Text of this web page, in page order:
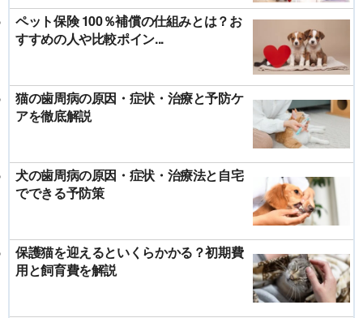
ペット保険 100％補償の仕組みとは？お
すすめの人や比較ポイン...
猫の歯周病の原因・症状・治療と予防ケ
アを徹底解説
犬の歯周病の原因・症状・治療法と自宅
でできる予防策
保護猫を迎えるといくらかかる？初期費
用と飼育費を解説